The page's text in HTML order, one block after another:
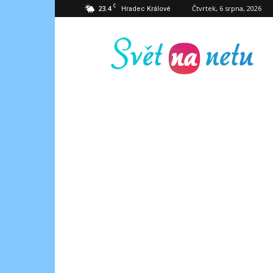
23.4 C Hradec Králové Čtvrtek, 6 srpna, 2026
Svět
na
netu